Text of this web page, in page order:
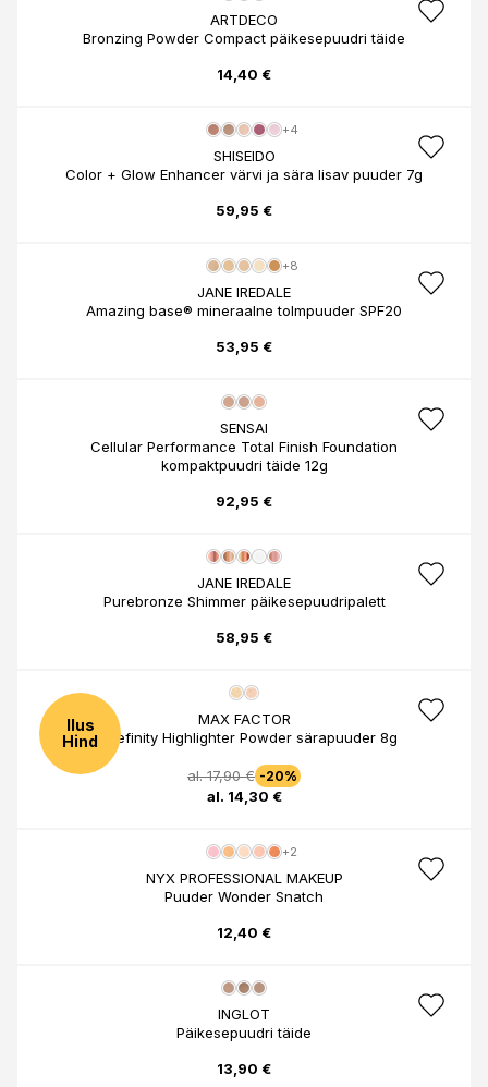
ARTDECO
Bronzing Powder Compact päikesepuudri täide
14,40 €
+4
SHISEIDO
Color + Glow Enhancer värvi ja sära lisav puuder 7g
59,95 €
+8
JANE IREDALE
Amazing base® mineraalne tolmpuuder SPF20
53,95 €
SENSAI
Cellular Performance Total Finish Foundation
kompaktpuudri täide 12g
92,95 €
JANE IREDALE
Purebronze Shimmer päikesepuudripalett
58,95 €
Ilus
Hind
MAX FACTOR
Facefinity Highlighter Powder särapuuder 8g
al. 17,90 € -20%
al. 14,30 €
+2
NYX PROFESSIONAL MAKEUP
Puuder Wonder Snatch
12,40 €
INGLOT
Päikesepuudri täide
13,90 €